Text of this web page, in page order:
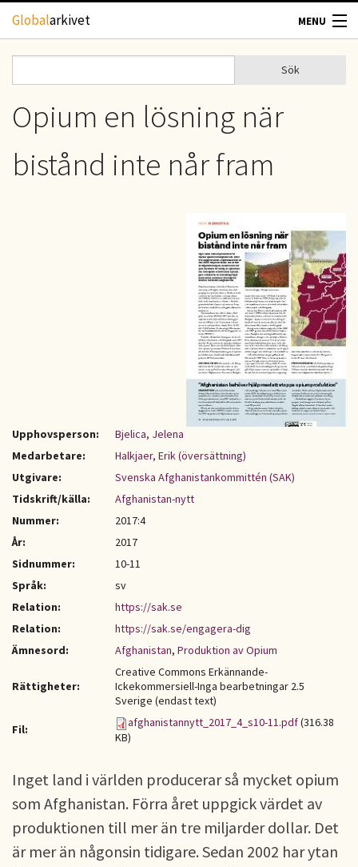
Hoppa till huvudinnehåll
Globalarkivet MENU
TIDSKRIFTER
Sökformulär
Sök
Opium en lösning när
bistånd inte når fram
Upphovsperson:
Bjelica, Jelena
Medarbetare:
Halkjaer, Erik (översättning)
Utgivare:
Svenska Afghanistankommittén (SAK)
Tidskrift/källa:
Afghanistan-nytt
Nummer:
2017:4
År:
2017
Sidnummer:
10-11
Språk:
sv
Relation:
https://sak.se
Relation:
https://sak.se/engagera-dig
Ämnesord:
Afghanistan, Produktion av Opium
Rättigheter:
Creative Commons Erkännande-
Ickekommersiell-Inga bearbetningar 2.5
Sverige (endast text)
Fil:
afghanistannytt_2017_4_s10-11.pdf(316.38
KB)
Inget land i världen producerar så mycket opium
som Afghanistan. Förra året uppgick värdet av
produktionen till mer än tre miljarder dollar. Det
är mer än någonsin tidigare. Sedan 2002 har ytan